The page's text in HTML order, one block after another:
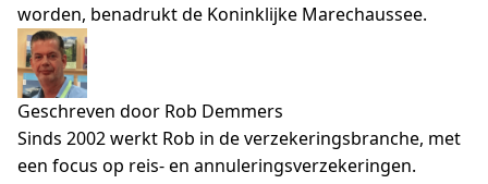
worden, benadrukt de Koninklijke Marechaussee.
Geschreven door Rob Demmers
Sinds 2002 werkt Rob in de verzekeringsbranche, met
een focus op reis- en annuleringsverzekeringen.